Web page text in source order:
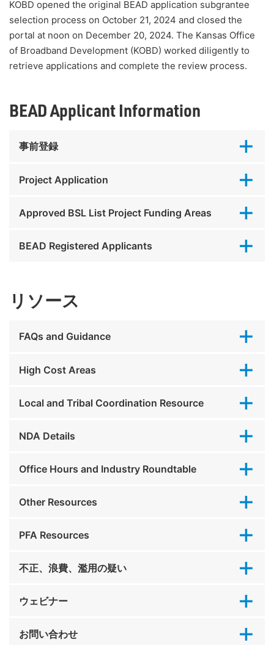
KOBD opened the original BEAD application subgrantee
selection process on October 21, 2024 and closed the
portal at noon on December 20, 2024. The Kansas Office
of Broadband Development (KOBD) worked diligently to
retrieve applications and complete the review process.
BEAD Applicant Information
事前登録
Project Application
Approved BSL List Project Funding Areas
BEAD Registered Applicants
リソース
FAQs and Guidance
High Cost Areas
Local and Tribal Coordination Resource
NDA Details
Office Hours and Industry Roundtable
Other Resources
PFA Resources
不正、浪費、濫用の疑い
ウェビナー
お問い合わせ